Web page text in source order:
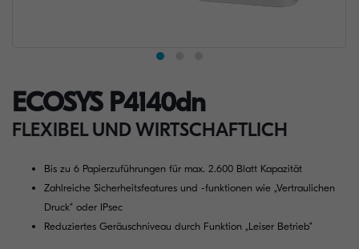
ECOSYS P4140dn
FLEXIBEL UND WIRTSCHAFTLICH
Bis zu 6 Papierzuführungen für max. 2.600 Blatt Kapazität
Zahlreiche Sicherheitsfeatures und -funktionen wie „Vertraulichen
Druck“ oder IPsec
Reduziertes Geräuschniveau durch Funktion „Leiser Betrieb“